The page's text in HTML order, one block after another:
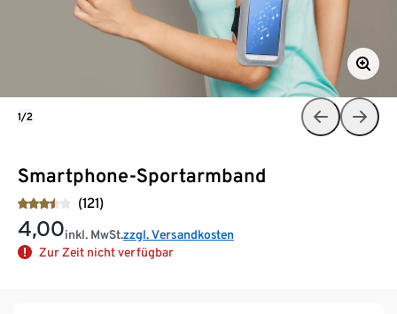
Smartphone-Sportarmband
(121)
4,00inkl. MwSt.zzgl. Versandkosten
Zur Zeit nicht verfügbar
1/2